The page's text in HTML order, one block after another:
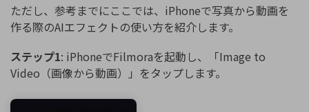
ただし、参考までにここでは、iPhoneで写真から動画を
作る際のAIエフェクトの使い方を紹介します。
ステップ1: iPhoneでFilmoraを起動し、「Image to
Video（画像から動画）」をタップします。